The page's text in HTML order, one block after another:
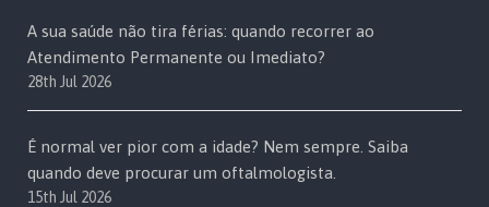
A sua saúde não tira férias: quando recorrer ao
Atendimento Permanente ou Imediato?
28th Jul 2026
É normal ver pior com a idade? Nem sempre. Saiba
quando deve procurar um oftalmologista.
15th Jul 2026